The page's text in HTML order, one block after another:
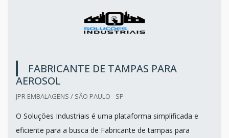
FABRICANTE DE TAMPAS PARA
AEROSOL
JPR EMBALAGENS / SÃO PAULO - SP
O Soluções Industriais é uma plataforma simplificada e
eficiente para a busca de Fabricante de tampas para